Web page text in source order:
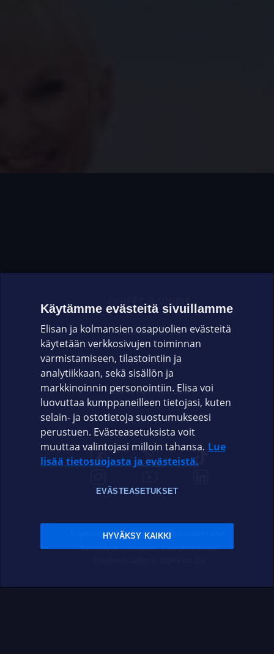
OHJEET JA VINKIT
OMAYHTEISÖ
VIANSELVITYS
ASIAKASPALVELU
ELISA.FI
Sopimusehdot Tietosuoja Evästeasetukset
Sääntelyviranomaiset Saavutettavuus
Käytämme evästeitä sivuillamme
Elisan ja kolmansien osapuolien evästeitä
käytetään verkkosivujen toiminnan
varmistamiseen, tilastointiin ja
analytiikkaan, sekä sisällön ja
markkinoinnin personointiin. Elisa voi
luovuttaa kumppaneilleen tietojasi, kuten
selain- ja ostotietoja suostumukseesi
perustuen. Evästeasetuksista voit
muuttaa valintojasi milloin tahansa. Lue
lisää tietosuojasta ja evästeistä.
EVÄSTEASETUKSET
HYVÄKSY KAIKKI